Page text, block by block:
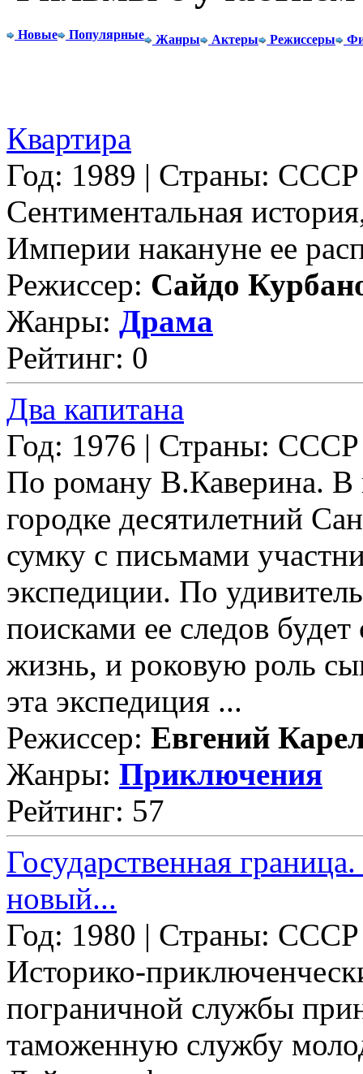
Новые Популярные Жанры Актеры Режиссеры
Квартира
Год: 1989 | Страны: СССР
Сентиментальная
Империи накануне ее
Режиссер: Сайдо
Жанры: Драма
Рейтинг: 0
Два капитана
Год: 1976 | Страны: СССР
По роману В.Каверина. В
городке десятилетний
сумку с письмами
экспедиции. По
поисками ее следов будет
жизнь, и роковую роль
эта экспедиция ...
Режиссер: Евгений
Жанры: Приключения
Рейтинг: 57
Государственная
новый...
Год: 1980 | Страны: СССР
Историко-
пограничной службы
таможенную службу